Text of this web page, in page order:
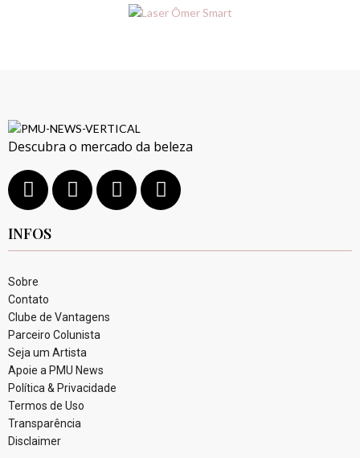
Descubra o mercado da beleza
INFOS
Sobre
Contato
Clube de Vantagens
Parceiro Colunista
Seja um Artista
Apoie a PMU News
Política & Privacidade
Termos de Uso
Transparência
Disclaimer